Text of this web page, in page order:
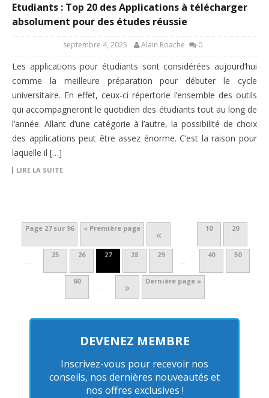
Etudiants : Top 20 des Applications à télécharger
absolument pour des études réussie
septembre 4, 2025 Alain Roache 0
Les applications pour étudiants sont considérées aujourd’hui
comme la meilleure préparation pour débuter le cycle
universitaire. En effet, ceux-ci répertorie l’ensemble des outils
qui accompagneront le quotidien des étudiants tout au long de
l’année. Allant d’une catégorie à l’autre, la possibilité de choix
des applications peut être assez énorme. C’est la raison pour
laquelle il […]
LIRE LA SUITE
Page 27 sur 96 « Première page « …
10 20
…
25 26 27 28 29
…
40 50
60
… » Dernière page »
DEVENEZ MEMBRE
Inscrivez-vous pour recevoir nos
conseils, nos dernières nouveautés et
nos offres exclusives !